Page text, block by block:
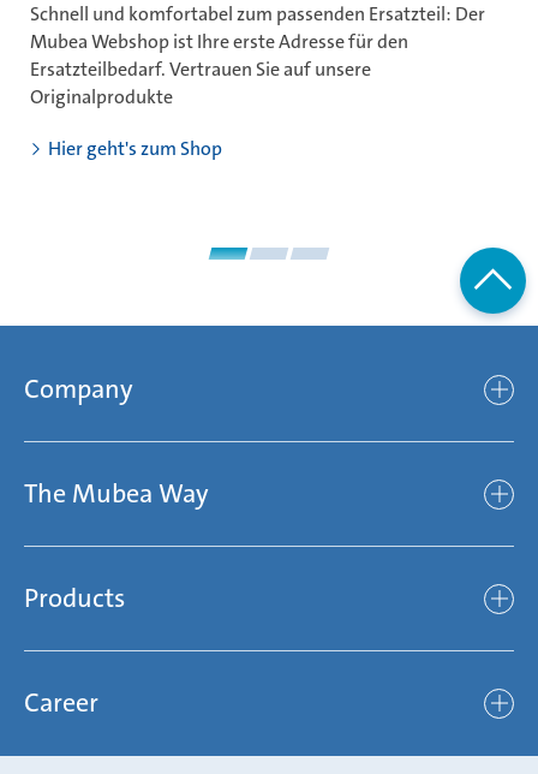
Schnell und komfortabel zum passenden Ersatzteil: Der
Mubea Webshop ist Ihre erste Adresse für den
Ersatzteilbedarf. Vertrauen Sie auf unsere
Originalprodukte
Hier geht's zum Shop
Company
Who we are
Mubea’s Mission Statement
Compliance
The Mubea Way
light
efficient
global
Products
Chassis
Body
Career